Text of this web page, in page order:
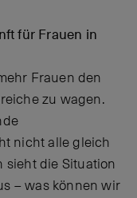
für Frauen in
Frauen den
zu wagen.
nicht alle gleich
sieht die Situation
– was können wir